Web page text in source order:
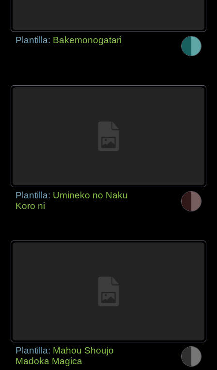
Plantilla: Bakemonogatari
Plantilla: Umineko no Naku
Koro ni
Plantilla: Mahou Shoujo
Madoka Magica